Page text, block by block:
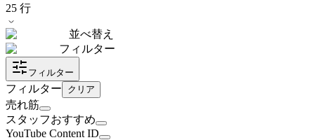
25 行
並べ替え
フィルター
フィルター
フィルター クリア
売れ筋
スタッフおすすめ
YouTube Content ID